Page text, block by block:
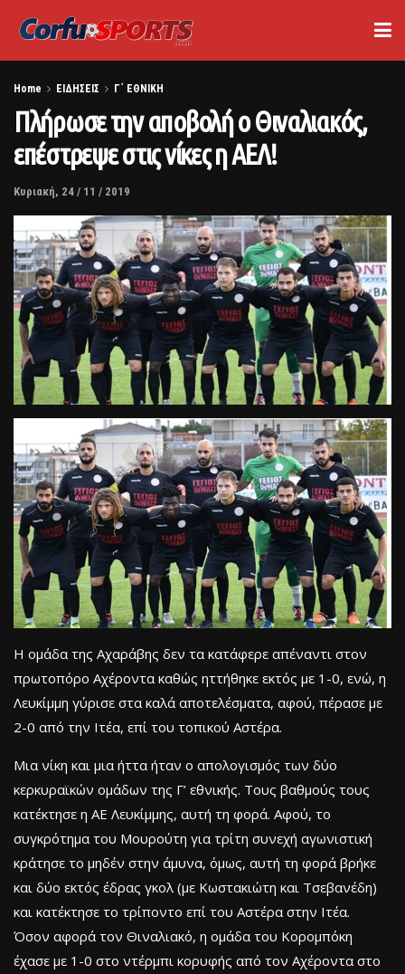
Home ΕΙΔΗΣΕΙΣ Γ΄ ΕΘΝΙΚΗ
Πλήρωσε την αποβολή ο Θιναλιακός,
επέστρεψε στις νίκες η ΑΕΛ!
Κυριακή, 24 / 11 / 2019
Η ομάδα της Αχαράβης δεν τα κατάφερε απέναντι στον
πρωτοπόρο Αχέροντα καθώς ηττήθηκε εκτός με 1-0, ενώ, η
Λευκίμμη γύρισε στα καλά αποτελέσματα, αφού, πέρασε με
2-0 από την Ιτέα, επί του τοπικού Αστέρα.
Μια νίκη και μια ήττα ήταν ο απολογισμός των δύο
κερκυραϊκών ομάδων της Γ’ εθνικής. Τους βαθμούς τους
κατέκτησε η ΑΕ Λευκίμμης, αυτή τη φορά. Αφού, το
συγκρότημα του Μουρούτη για τρίτη συνεχή αγωνιστική
κράτησε το μηδέν στην άμυνα, όμως, αυτή τη φορά βρήκε
και δύο εκτός έδρας γκολ (με Κωστακιώτη και Τσεβανέδη)
και κατέκτησε το τρίποντο επί του Αστέρα στην Ιτέα.
Όσον αφορά τον Θιναλιακό, η ομάδα του Κορομπόκη
έχασε με 1-0 στο ντέρμπι κορυφής από τον Αχέροντα στο